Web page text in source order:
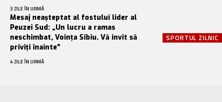
3 ZILE ÎN URMĂ
SPORTUL ZILNIC
Mesaj neașteptat al fostului lider al
Peuzei Sud: „Un lucru a ramas
neschimbat, Voința Sibiu. Vă invit să
priviți înainte”
4 ZILE ÎN URMĂ